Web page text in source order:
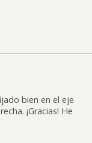
bien en el eje
¡Gracias! He